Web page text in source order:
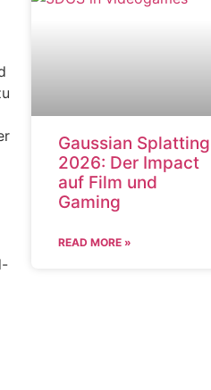
Gaussian Splatting
2026: Der Impact
auf Film und
Gaming
READ MORE »